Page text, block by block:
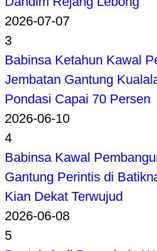
2026-07-07
3
Babinsa Ketahun Kawal
Jembatan Gantung
Pondasi Capai 70 Persen
2026-06-10
4
Babinsa Kawal
Gantung Perintis di
Kian Dekat Terwujud
2026-06-08
5